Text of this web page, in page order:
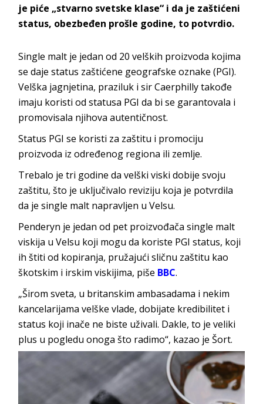
je piće „stvarno svetske klase“ i da je zaštićeni
status, obezbeđen prošle godine, to potvrdio.
Single malt je jedan od 20 velških proizvoda kojima
se daje status zaštićene geografske oznake (PGI).
Velška jagnjetina, praziluk i sir Caerphilly takođe
imaju koristi od statusa PGI da bi se garantovala i
promovisala njihova autentičnost.
Status PGI se koristi za zaštitu i promociju
proizvoda iz određenog regiona ili zemlje.
Trebalo je tri godine da velški viski dobije svoju
zaštitu, što je uključivalo reviziju koja je potvrdila
da je single malt napravljen u Velsu.
Penderyn je jedan od pet proizvođača single malt
viskija u Velsu koji mogu da koriste PGI status, koji
ih štiti od kopiranja, pružajući sličnu zaštitu kao
škotskim i irskim viskijima, piše BBC.
„Širom sveta, u britanskim ambasadama i nekim
kancelarijama velške vlade, dobijate kredibilitet i
status koji inače ne biste uživali. Dakle, to je veliki
plus u pogledu onoga što radimo“, kazao je Šort.